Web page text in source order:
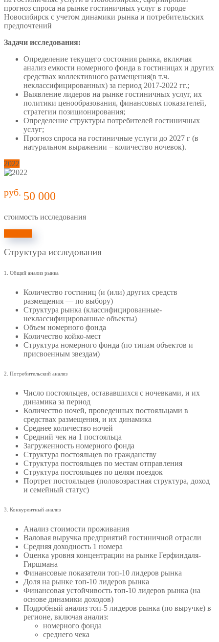
прогноз спроса на рынке гостиничных услуг в городе
Новосибирск с учетом динамики рынка и потребительских
предпочтений
Задачи исследования:
Определение текущего состояния рынка, включая
анализ емкости номерного фонда в гостиницах и других
средствах коллективного размещения(в т.ч.
неклассифицированных) за период 2017-2022 гг.;
Выявление лидеров на рынке гостиничных услуг, их
политики ценообразования, финансовых показателей,
стратегии позиционирования;
Определение структуры потребителей гостиничных
услуг;
Прогноз спроса на гостиничные услуги до 2027 г (в
натуральном выражении – количество ночевок).
2022
руб. 50 000
стоимость исследования
Структура исследования
1. Общий анализ рынка
Количество гостиниц (и (или) других средств
размещения — по выбору)
Структура рынка (классифицированные-
неклассифицированные объекты)
Объем номерного фонда
Количество койко-мест
Структура номерного фонда (по типам объектов и
присвоенным звездам)
2. Потребительский анализ
Число постояльцев, остававшихся с ночевками, и их
динамика за период
Количество ночей, проведенных постояльцами в
средствах размещения, и их динамика
Среднее количество ночей
Средний чек на 1 постояльца
Загруженность номерного фонда
Структура постояльцев по гражданству
Структура постояльцев по местам отправления
Структура постояльцев по целям поездок
Портрет постояльцев (половозрастная структура, доход
и семейный статус)
3. Конкурентный анализ
Анализ стоимости проживания
Валовая выручка предприятий гостиничной отрасли
Средняя доходность 1 номера
Оценка уровня концентрации на рынке Герфиндаля-
Гиршмана
Финансовые показатели топ-10 лидеров рынка
Доля на рынке топ-10 лидеров рынка
Финансовая устойчивость топ-10 лидеров рынка (на
основе динамики доходов)
Подробный анализ топ-5 лидеров рынка (по выручке) в
регионе, включая анализ:
номерного фонда
среднего чека